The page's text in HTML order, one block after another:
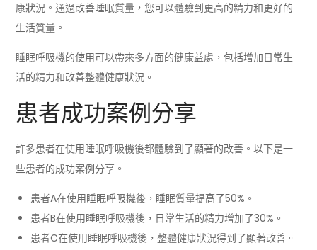
康狀況。通過改善睡眠質量，您可以體驗到更高的精力和更好的
生活質量。
睡眠呼吸機的使用可以帶來多方面的健康益處，包括增加日常生
活的精力和改善整體健康狀況。
患者成功案例分享
許多患者在使用睡眠呼吸機後都體驗到了顯著的改善。以下是一
些患者的成功案例分享。
患者A在使用睡眠呼吸機後，睡眠質量提高了50%。
患者B在使用睡眠呼吸機後，日常生活的精力增加了30%。
患者C在使用睡眠呼吸機後，整體健康狀況得到了顯著改善。